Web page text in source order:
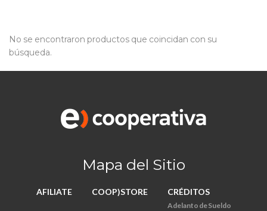
No se encontraron productos que coincidan con su
búsqueda.
Mapa del Sitio
AFILIATE COOP)STORE CRÉDITOS
Adelanto de Sueldo